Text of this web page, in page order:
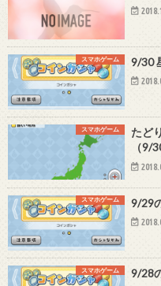
スマホゲーム 9/30
スマホゲーム
たど
（9/
スマホゲーム 9/29
スマホゲーム 9/28